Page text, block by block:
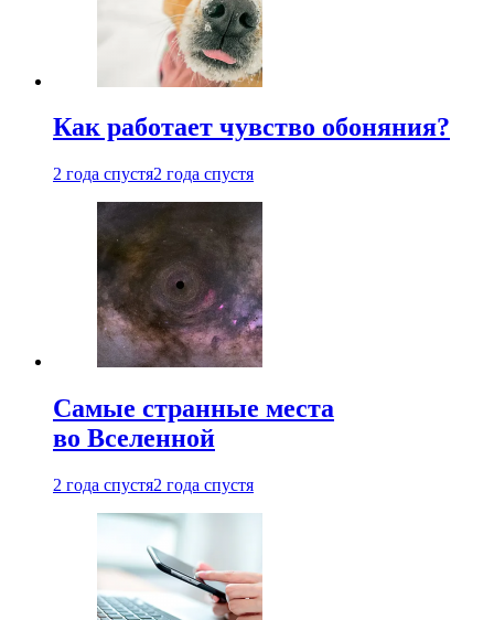
Как работает чувство обоняния?
2 года спустя2 года спустя
Самые странные места
во Вселенной
2 года спустя2 года спустя